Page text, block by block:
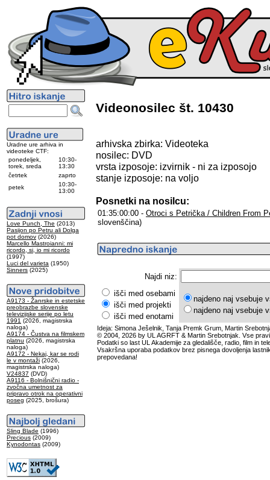
Uradne ure arhiva in
videoteke CTF:
ponedeljek,
torek, sreda
10:30-
13:30
četrtek
zaprto
petek
10:30-
13:00
Love Punch, The (2013)
Pasijon po Petru ali Dolga
pot domov (2026)
Marcello Mastroianni: mi
ricordo, si, io mi ricordo
(1997)
Luci del varieta (1950)
Sinners (2025)
A9173 - Žanrske in estetske
preobrazbe slovenske
televizijske serije po letu
1991 (2026, magistrska
naloga)
A9174 - Čustva na filmskem
platnu (2026, magistrska
naloga)
A9172 - Nekaj, kar se rodi
le v montaži (2026,
magistrska naloga)
V24837 (DVD)
A9116 - Bolnišnični radio -
zvočna umetnost za
pripravo otrok na operativni
poseg (2025, brošura)
Sling Blade (1996)
Precious (2009)
Kynodontas (2009)
Videonosilec št. 10430
arhivska zbirka: Videoteka
nosilec: DVD
vrsta izposoje: izvirnik - ni za izposojo
stanje izposoje: na voljo
Posnetki na nosilcu:
01:35:00:00 - Otroci s Petrička / Children From
slovenščina)
Najdi niz:
išči med osebami
išči med projekti
išči med enotami
najdeno naj vsebuje
najdeno naj vsebuje
Ideja: Simona Ješelnik, Tanja Premk Grum, Martin
© 2004, 2026 by UL AGRFT & Martin Srebotnjak. Vse
Podatki so last UL Akademije za gledališče, radio, film in
Vsakršna uporaba podatkov brez pisnega dovoljenja
prepovedana!